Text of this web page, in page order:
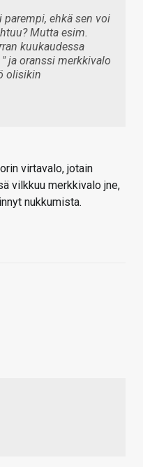
ehkä sen voi
Mutta esim.
kuukaudessa
" ja oranssi merkkivalo
olisikin
virtavalo, jotain
vilkkuu merkkivalo jne,
nukkumista.